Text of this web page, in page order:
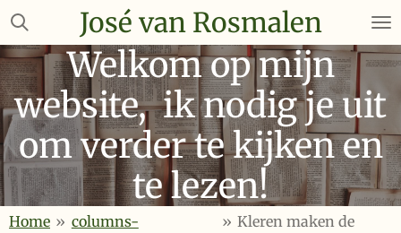
Ga
naar
de
hoofdinhoud
José van Rosmalen
Welkom op mijn
website, ik nodig je uit
om verder te kijken en
te lezen!
Home » columns-
» Kleren maken de